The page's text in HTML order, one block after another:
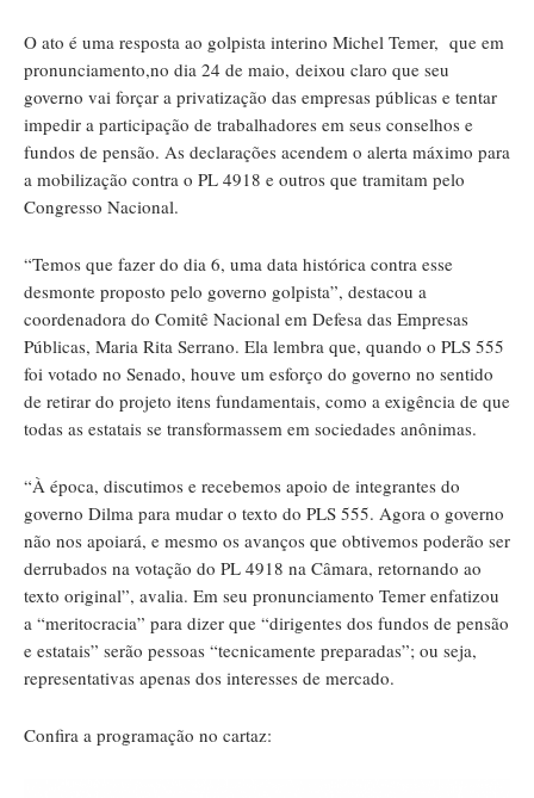
O ato é uma resposta ao golpista interino Michel Temer, que em
pronunciamento,no dia 24 de maio, deixou claro que seu
governo vai forçar a privatização das empresas públicas e tentar
impedir a participação de trabalhadores em seus conselhos e
fundos de pensão. As declarações acendem o alerta máximo para
a mobilização contra o PL 4918 e outros que tramitam pelo
Congresso Nacional.
“Temos que fazer do dia 6, uma data histórica contra esse
desmonte proposto pelo governo golpista”, destacou a
coordenadora do Comitê Nacional em Defesa das Empresas
Públicas, Maria Rita Serrano. Ela lembra que, quando o PLS 555
foi votado no Senado, houve um esforço do governo no sentido
de retirar do projeto itens fundamentais, como a exigência de que
todas as estatais se transformassem em sociedades anônimas.
“À época, discutimos e recebemos apoio de integrantes do
governo Dilma para mudar o texto do PLS 555. Agora o governo
não nos apoiará, e mesmo os avanços que obtivemos poderão ser
derrubados na votação do PL 4918 na Câmara, retornando ao
texto original”, avalia. Em seu pronunciamento Temer enfatizou
a “meritocracia” para dizer que “dirigentes dos fundos de pensão
e estatais” serão pessoas “tecnicamente preparadas”; ou seja,
representativas apenas dos interesses de mercado.
Confira a programação no cartaz: